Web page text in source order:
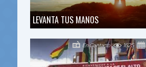
LEVANTA TUS MANOS
1625
En Contacto